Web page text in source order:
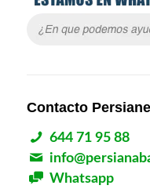
Contacto
644 71 95 88
Whatsapp